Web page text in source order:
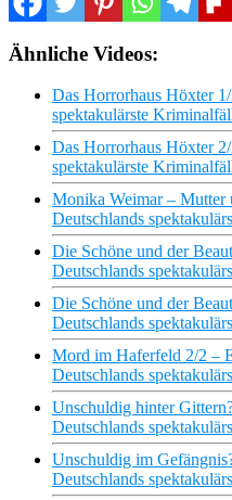
Ähnliche Videos:
Das Horrorhaus Höxter
spektakulärste
Das Horrorhaus Höxter
spektakulärste
Monika Weimar – Mutter
Deutschlands
Die Schöne und der
Deutschlands
Die Schöne und der
Deutschlands
Mord im Haferfeld 2/2 –
Deutschlands
Unschuldig hinter
Deutschlands
Unschuldig im
Deutschlands